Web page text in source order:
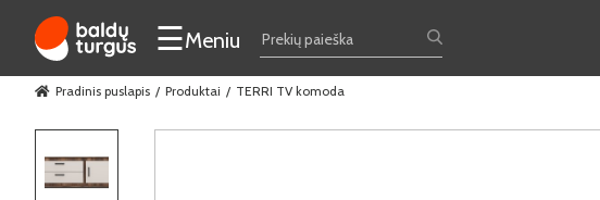
☰Meniu
Pradinis puslapis Produktai TERRI TV komoda